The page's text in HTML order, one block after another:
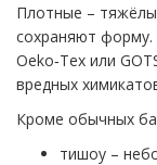
Плотные –
сохраняют
Oeko‑Tex или
вредных
Кроме обычных
тишоу –